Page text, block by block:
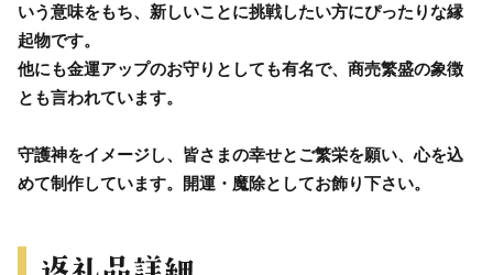
いう意味をもち、新しいことに挑戦したい方にぴったりな縁
起物です。
他にも金運アップのお守りとしても有名で、商売繁盛の象徴
とも言われています。
守護神をイメージし、皆さまの幸せとご繁栄を願い、心を込
めて制作しています。開運・魔除としてお飾り下さい。